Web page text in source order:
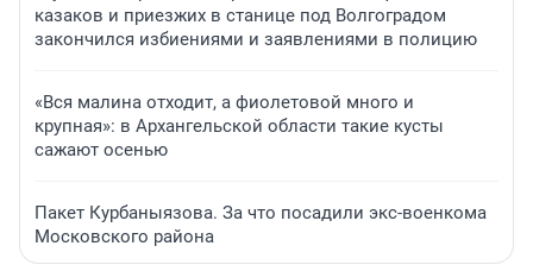
казаков и приезжих в станице под Волгоградом
закончился избиениями и заявлениями в полицию
«Вся малина отходит, а фиолетовой много и
крупная»: в Архангельской области такие кусты
сажают осенью
Пакет Курбаныязова. За что посадили экс-военкома
Московского района